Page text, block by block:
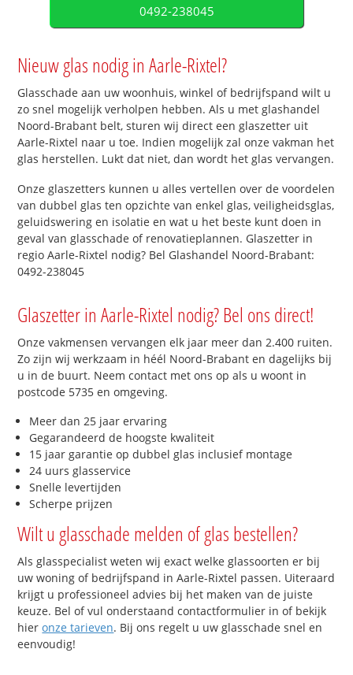
0492-238045
Nieuw glas nodig in Aarle-Rixtel?
Glasschade aan uw woonhuis, winkel of bedrijfspand wilt u
zo snel mogelijk verholpen hebben. Als u met glashandel
Noord-Brabant belt, sturen wij direct een glaszetter uit
Aarle-Rixtel naar u toe. Indien mogelijk zal onze vakman het
glas herstellen. Lukt dat niet, dan wordt het glas vervangen.
Onze glaszetters kunnen u alles vertellen over de voordelen
van dubbel glas ten opzichte van enkel glas, veiligheidsglas,
geluidswering en isolatie en wat u het beste kunt doen in
geval van glasschade of renovatieplannen. Glaszetter in
regio Aarle-Rixtel nodig? Bel Glashandel Noord-Brabant:
0492-238045
Glaszetter in Aarle-Rixtel nodig? Bel ons direct!
Onze vakmensen vervangen elk jaar meer dan 2.400 ruiten.
Zo zijn wij werkzaam in héél Noord-Brabant en dagelijks bij
u in de buurt. Neem contact met ons op als u woont in
postcode 5735 en omgeving.
Meer dan 25 jaar ervaring
Gegarandeerd de hoogste kwaliteit
15 jaar garantie op dubbel glas inclusief montage
24 uurs glasservice
Snelle levertijden
Scherpe prijzen
Wilt u glasschade melden of glas bestellen?
Als glasspecialist weten wij exact welke glassoorten er bij
uw woning of bedrijfspand in Aarle-Rixtel passen. Uiteraard
krijgt u professioneel advies bij het maken van de juiste
keuze. Bel of vul onderstaand contactformulier in of bekijk
hieronze tarieven. Bij ons regelt u uw glasschade snel en
eenvoudig!